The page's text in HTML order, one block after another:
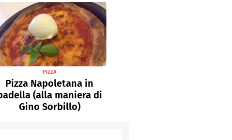
PIZZA
Pizza Napoletana in
(alla maniera di
Gino Sorbillo)